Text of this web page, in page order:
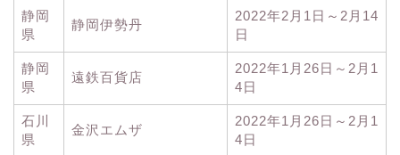
静岡
県
静岡伊勢丹
2022年2月1日～2月14
日
静岡
県
遠鉄百貨店
2022年1月26日～2月1
4日
石川
県
金沢エムザ
2022年1月26日～2月1
4日